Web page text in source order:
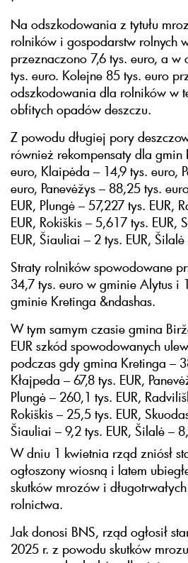
Na odszkodowania z tytułu
rolników i gospodarstw rolnych
przeznaczono 7,6 tys. euro, a w
tys. euro. Kolejne 85 tys. euro
odszkodowania dla rolników w
obfitych opadów deszczu.
Z powodu długiej pory
również rekompensaty dla gmin
euro, Klaipėda – 14,9 tys. euro,
euro, Panevėžys – 88,25 tys.
EUR, Plungė – 57,227 tys. EUR,
EUR, Rokiškis – 5,617 tys. EUR,
EUR, Šiauliai – 2 tys. EUR,
Straty rolników spowodowane
34,7 tys. euro w gminie Alytus i
gminie Kretinga &ndashas.
W tym samym czasie gmina
EUR szkód spowodowanych
podczas gdy gmina Kretinga –
Kłajpeda – 67,8 tys. EUR,
Plungė – 260,1 tys. EUR,
Rokiškis – 25,5 tys. EUR,
Šiauliai – 9,2 tys. EUR, Šilalė –
W dniu 1 kwietnia rząd zniósł
ogłoszony wiosną i latem
skutków mrozów i
rolnictwa.
Jak donosi BNS, rząd ogłosił
2025 r. z powodu skutków